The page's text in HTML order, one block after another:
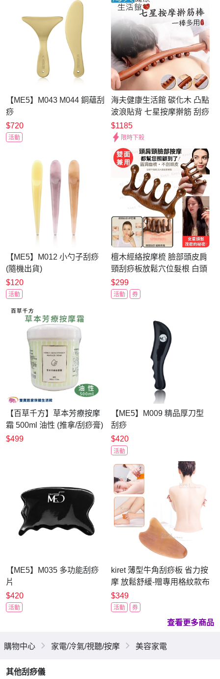
【ME5】M043 M044 銅蘊刮
痧
$720
活動
海夫健康生活館 碳化木 凸點
波浪貼背 七星按摩擀筋 刮痧
點穴棒 53cm
$1185
限時下殺
【ME5】M012 小勺子刮痧
(隨機出貨)
$120
活動
檀木經絡按摩梳 臉部頭皮肩
頸刮痧板放鬆穴位髮根 白頭
髮 脫髮 失眠按摩贈收納袋
Kiret
$299
活動 券
【百草千方】草本芳療按摩
霜 500ml 油性 (推拿/刮痧膏)
$499
【ME5】M009 精品厚刀型
刮痧
$420
活動
【ME5】M035 多功能刮痧
片
$420
活動
kiret 薄型牛角刮痧板 省力按
摩 放鬆舒緩-贈專用格紋款布
套
$349
活動 券
查看更多商品
購物中心 家電/冷氣/視聽/按摩 美容家電
其他刮痧儀